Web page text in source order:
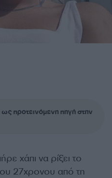
προτεινόμενη πηγή στην
χάπι να ρίξει το
27χρονου από τη